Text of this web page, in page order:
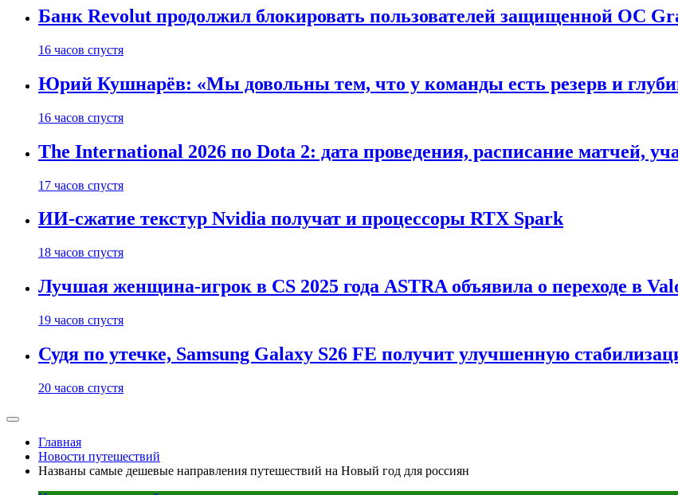
Банк Revolut продолжил блокировать пользователей защищенной ОС
16 часов спустя
Юрий Кушнарёв: «Мы довольны тем, что у команды есть резерв и
16 часов спустя
The International 2026 по Dota 2: дата проведения, расписание матчей,
17 часов спустя
ИИ-сжатие текстур Nvidia получат и процессоры RTX Spark
18 часов спустя
Лучшая женщина-игрок в CS 2025 года ASTRA объявила о переходе в
19 часов спустя
Судя по утечке, Samsung Galaxy S26 FE получит улучшенную
20 часов спустя
Главная
Новости путешествий
Названы самые дешевые направления путешествий на Новый год для россиян